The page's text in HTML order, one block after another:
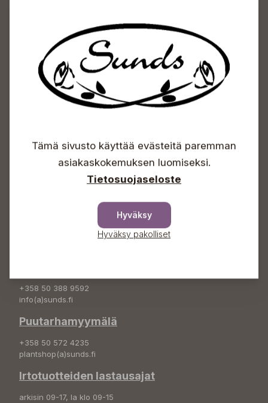
Sundin Puutarhakeskus
Avoinna
Arkisin 09-18
Info & vaihde
+358 50 388 9592
+358 50 388 9592
info(a)sunds.fi
Puutarhamyymälä
+358 50 572 4235
plantshop(a)sunds.fi
Irtotuotteiden lastausajat
arkisin 09-17, la klo 09-15
Tämä sivusto käyttää evästeitä paremman
asiakaskokemuksen luomiseksi.
Tietosuojaseloste
Hyväksy
Hyväksy pakolliset